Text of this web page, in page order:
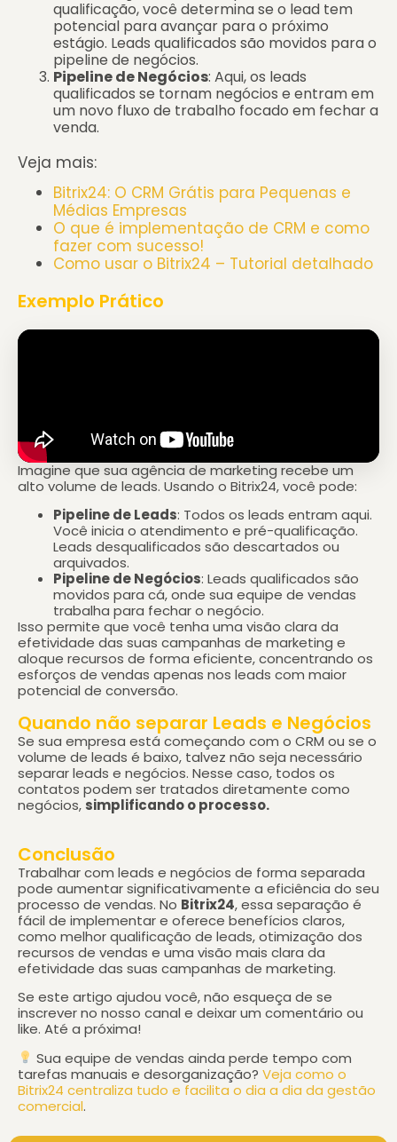
qualificação, você determina se o lead tem
potencial para avançar para o próximo
estágio. Leads qualificados são movidos para o
pipeline de negócios.
Pipeline de Negócios: Aqui, os leads
qualificados se tornam negócios e entram em
um novo fluxo de trabalho focado em fechar a
venda.
Veja mais:
Bitrix24: O CRM Grátis para Pequenas e
Médias Empresas
O que é implementação de CRM e como
fazer com sucesso!
Como usar o Bitrix24 – Tutorial detalhado
Exemplo Prático
Imagine que sua agência de marketing recebe um
alto volume de leads. Usando o Bitrix24, você pode:
Pipeline de Leads: Todos os leads entram aqui.
Você inicia o atendimento e pré-qualificação.
Leads desqualificados são descartados ou
arquivados.
Pipeline de Negócios: Leads qualificados são
movidos para cá, onde sua equipe de vendas
trabalha para fechar o negócio.
Isso permite que você tenha uma visão clara da
efetividade das suas campanhas de marketing e
aloque recursos de forma eficiente, concentrando os
esforços de vendas apenas nos leads com maior
potencial de conversão.
Quando não separar Leads e Negócios
Se sua empresa está começando com o CRM ou se o
volume de leads é baixo, talvez não seja necessário
separar leads e negócios. Nesse caso, todos os
contatos podem ser tratados diretamente como
negócios, simplificando o processo.
Conclusão
Trabalhar com leads e negócios de forma separada
pode aumentar significativamente a eficiência do seu
processo de vendas. No Bitrix24, essa separação é
fácil de implementar e oferece benefícios claros,
como melhor qualificação de leads, otimização dos
recursos de vendas e uma visão mais clara da
efetividade das suas campanhas de marketing.
Se este artigo ajudou você, não esqueça de se
inscrever no nosso canal e deixar um comentário ou
like. Até a próxima!
Sua equipe de vendas ainda perde tempo com
tarefas manuais e desorganização? Veja como o
Bitrix24 centraliza tudo e facilita o dia a dia da gestão
comercial.